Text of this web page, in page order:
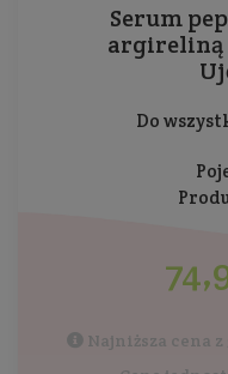
Serum
argireliną
Do
Najniższa cena